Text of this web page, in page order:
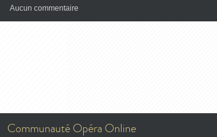
Aucun commentaire
Communauté Opéra Online